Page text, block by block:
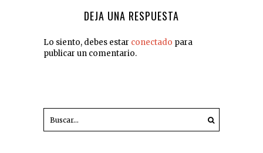
DEJA UNA RESPUESTA
Lo siento, debes estar conectado para
publicar un comentario.